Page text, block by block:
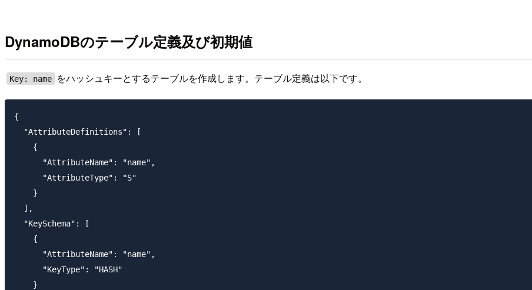
DynamoDBのテーブル定義及び初期値
Key: name をハッシュキーとするテーブルを作成します。テーブル定義は以下です。
{
  "AttributeDefinitions": [
    {
      "AttributeName": "name",
      "AttributeType": "S"
    }
  ],
  "KeySchema": [
    {
      "AttributeName": "name",
      "KeyType": "HASH"
    }